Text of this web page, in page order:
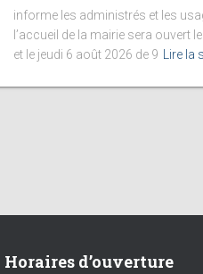
informe les administrés et les
l’accueil de la mairie sera ouvert
et le jeudi 6 août 2026 de 9
Lire la
Horaires d’ouverture